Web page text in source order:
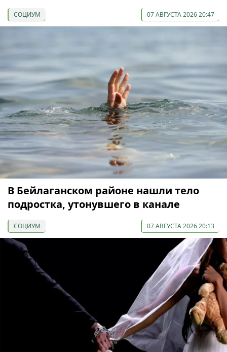
СОЦИУМ 07 АВГУСТА 2026 20:47
В Бейлаганском районе нашли тело
подростка, утонувшего в канале
СОЦИУМ 07 АВГУСТА 2026 20:13